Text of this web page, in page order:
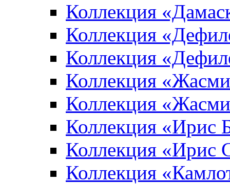
Коллекция
Коллекция
Коллекция
Коллекция
Коллекция
Коллекция «Ирис
Коллекция «Ирис
Коллекция